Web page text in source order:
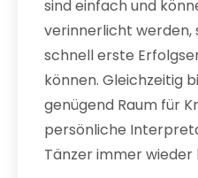
sind einfach und
verinnerlicht werden,
schnell erste
können. Gleichzeitig
genügend Raum für
persönliche
Tänzer immer